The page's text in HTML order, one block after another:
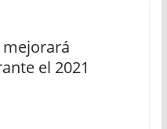
el 2021